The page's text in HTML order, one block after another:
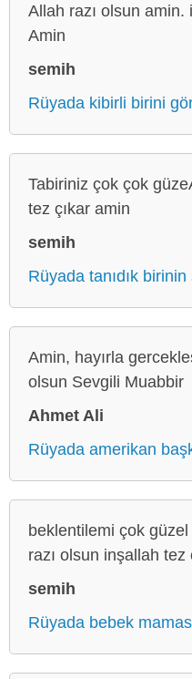
Allah razı olsun amin.
Amin
semih
Rüyada kibirli birini
Tabiriniz çok çok
tez çıkar amin
semih
Rüyada tanıdık
Amin, hayırla
olsun Sevgili Muabbir
Ahmet Ali
Rüyada amerikan
beklentilemi çok
razı olsun inşallah tez
semih
Rüyada bebek